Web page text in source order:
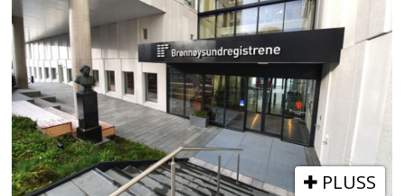
PLUSS